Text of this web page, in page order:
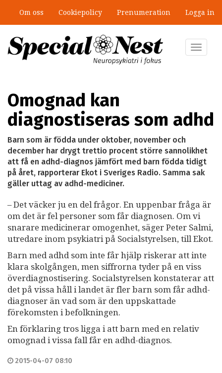
huvudinnehåll
Om oss Cookiepolicy Prenumeration Logga in
Toggle
Omognad kan
diagnostiseras som adhd
Barn som är födda under oktober, november och
december har drygt trettio procent större sannolikhet
att få en adhd-diagnos jämfört med barn födda tidigt
på året, rapporterar Ekot i Sveriges Radio. Samma sak
gäller uttag av adhd-mediciner.
– Det väcker ju en del frågor. En uppenbar fråga är
om det är fel personer som får diagnosen. Om vi
snarare medicinerar omogenhet, säger Peter Salmi,
utredare inom psykiatri på Socialstyrelsen, till Ekot.
Barn med adhd som inte får hjälp riskerar att inte
klara skolgången, men siffrorna tyder på en viss
överdiagnostisering. Socialstyrelsen konstaterar att
det på vissa håll i landet är fler barn som får adhd-
diagnoser än vad som är den uppskattade
förekomsten i befolkningen.
En förklaring tros ligga i att barn med en relativ
omognad i vissa fall får en adhd-diagnos.
2015-04-07 08:10
”Jobbet gick bra – just därför togs stödet bort”